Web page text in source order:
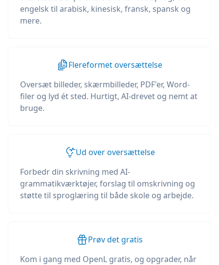
engelsk til arabisk, kinesisk, fransk, spansk og
mere.
Flereformet oversættelse
Oversæt billeder, skærmbilleder, PDF'er, Word-
filer og lyd ét sted. Hurtigt, AI-drevet og nemt at
bruge.
Ud over oversættelse
Forbedr din skrivning med AI-
grammatikværktøjer, forslag til omskrivning og
støtte til sproglæring til både skole og arbejde.
Prøv det gratis
Kom i gang med OpenL gratis, og opgrader, når